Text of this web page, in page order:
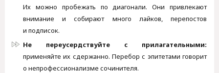
Их можно пробежать по диагонали. Они привлекают
внимание и собирают много лайков, перепостов
и подписок.
Не переусердствуйте с прилагательными:
применяйте их сдержанно. Перебор с эпитетами говорит
о непрофессионализме сочинителя.